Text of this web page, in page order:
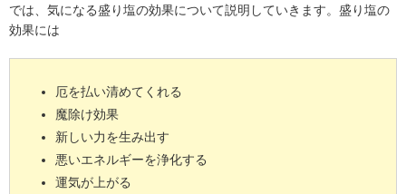
では、気になる盛り塩の効果について説明していきます。盛り塩の
効果には
厄を払い清めてくれる
魔除け効果
新しい力を生み出す
悪いエネルギーを浄化する
運気が上がる